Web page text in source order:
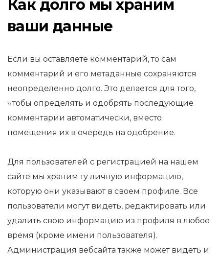
Как долго мы храним
ваши данные
Если вы оставляете комментарий, то сам
комментарий и его метаданные сохраняются
неопределенно долго. Это делается для того,
чтобы определять и одобрять последующие
комментарии автоматически, вместо
помещения их в очередь на одобрение.
Для пользователей с регистрацией на нашем
сайте мы храним ту личную информацию,
которую они указывают в своем профиле. Все
пользователи могут видеть, редактировать или
удалить свою информацию из профиля в любое
время (кроме имени пользователя).
Администрация вебсайта также может видеть и